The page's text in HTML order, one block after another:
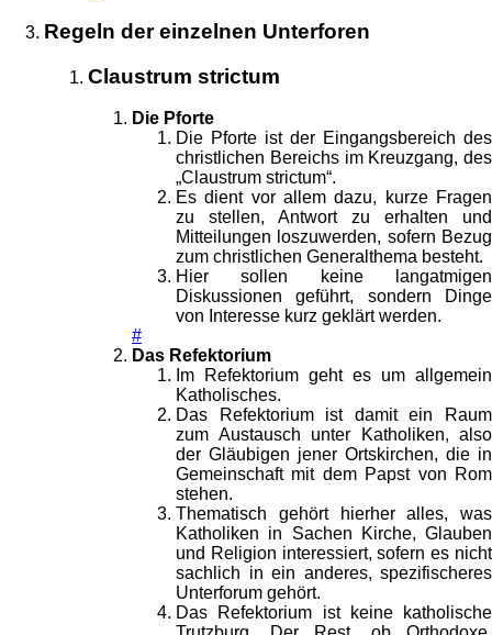
Regeln der einzelnen Unterforen
Claustrum strictum
Die Pforte
Die Pforte ist der Eingangsbereich des
christlichen Bereichs im Kreuzgang, des
„Claustrum strictum“.
Es dient vor allem dazu, kurze Fragen
zu stellen, Antwort zu erhalten und
Mitteilungen loszuwerden, sofern Bezug
zum christlichen Generalthema besteht.
Hier sollen keine langatmigen
Diskussionen geführt, sondern Dinge
von Interesse kurz geklärt werden.
#
Das Refektorium
Im Refektorium geht es um allgemein
Katholisches.
Das Refektorium ist damit ein Raum
zum Austausch unter Katholiken, also
der Gläubigen jener Ortskirchen, die in
Gemeinschaft mit dem Papst von Rom
stehen.
Thematisch gehört hierher alles, was
Katholiken in Sachen Kirche, Glauben
und Religion interessiert, sofern es nicht
sachlich in ein anderes, spezifischeres
Unterforum gehört.
Das Refektorium ist keine katholische